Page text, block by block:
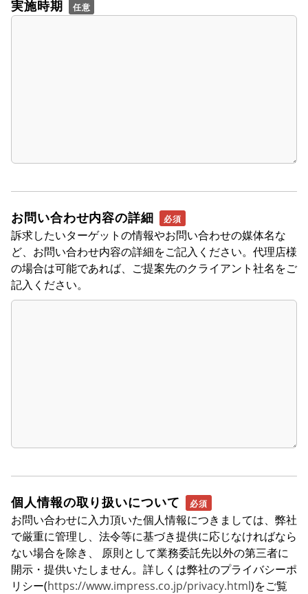
実施時期
お問い合わせ内容の詳細
訴求したいターゲットの情報やお問い合わせの媒体名な
ど、お問い合わせ内容の詳細をご記入ください。代理店様
の場合は可能であれば、ご提案先のクライアント社名をご
記入ください。
個人情報の取り扱いについて
お問い合わせに入力頂いた個人情報につきましては、弊社
で厳重に管理し、法令等に基づき提供に応じなければなら
ない場合を除き、 原則として業務委託先以外の第三者に
開示・提供いたしません。詳しくは弊社のプライバシーポ
リシー(https://www.impress.co.jp/privacy.html)をご覧